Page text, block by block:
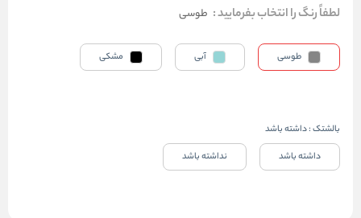
لطفاً رنگ را انتخاب بفرمایید: طوسی
طوسی آبی مشکی
بالشتک:داشته باشد
داشته باشد
نداشته باشد